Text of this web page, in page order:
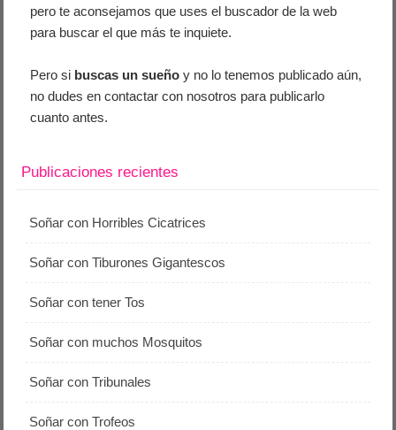
pero te aconsejamos que uses el buscador de la web
para buscar el que más te inquiete.
Pero si buscas un sueño y no lo tenemos publicado aún,
no dudes en contactar con nosotros para publicarlo
cuanto antes.
Publicaciones recientes
Soñar con Horribles Cicatrices
Soñar con Tiburones Gigantescos
Soñar con tener Tos
Soñar con muchos Mosquitos
Soñar con Tribunales
Soñar con Trofeos